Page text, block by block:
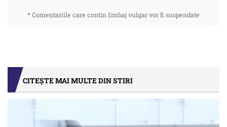
* Comentariile care contin limbaj vulgar vor fi suspendate
CITEȘTE MAI MULTE DIN STIRI